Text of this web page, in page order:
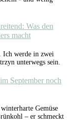
Was den
macht
Ich werde in zwei
unterwegs sein.
September noch
Gemüse
– er schmeckt